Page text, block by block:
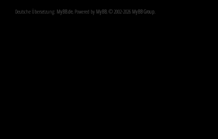
Deutsche Übersetzung: MyBB.de, Powered by MyBB, © 2002-2026 MyBB Group.